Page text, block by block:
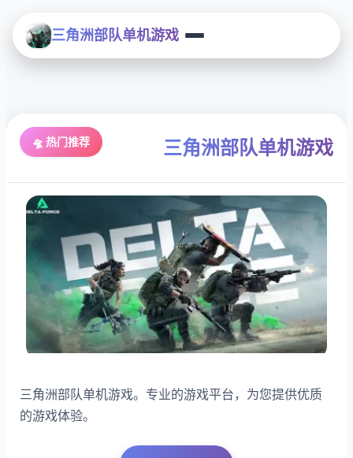
三角洲部队单机游戏
🛸 热门推荐 三角洲部队单机游戏
三角洲部队单机游戏。专业的游戏平台，为您提供优质
的游戏体验。